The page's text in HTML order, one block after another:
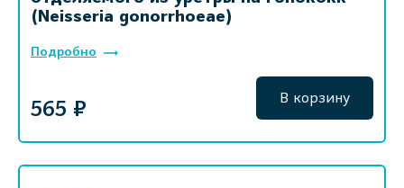
(Neisseria gonorrhoeae)
Подробно
565 ₽ В корзину